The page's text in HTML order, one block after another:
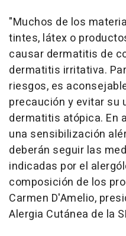
"Muchos de los
tintes, látex o
causar dermatitis de
dermatitis irritativa.
riesgos, es
precaución y evitar su
dermatitis atópica. En
una sensibilización
deberán seguir las
indicadas por el
composición de los
Carmen D'Amelio,
Alergia Cutánea de la